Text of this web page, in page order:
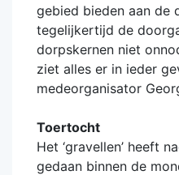
gebied bieden aan de
tegelijkertijd de
dorpskernen niet
ziet alles er in ieder
medeorganisator
Toertocht
Het ‘gravellen’ heeft
gedaan binnen de